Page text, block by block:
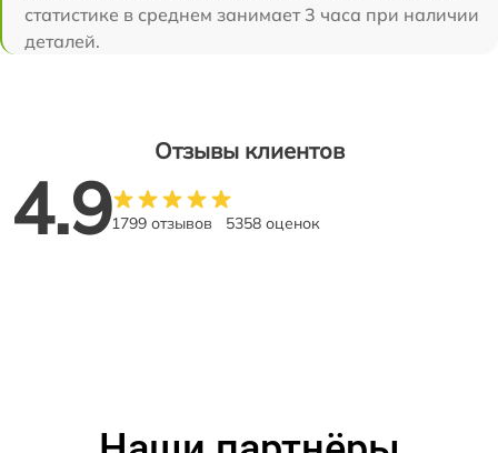
статистике в среднем занимает 3 часа при наличии
деталей.
Отзывы клиентов
4.91799 отзывов 5358 оценок